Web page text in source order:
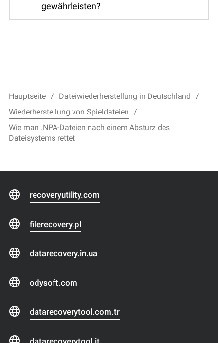
gewährleisten?
Hauptseite
Dateiwiederherstellung in Deutschland
Wiederherstellung von Spieldateien
Wie man .NPA-Dateien nach einem Absturz des
Dateisystems rettet
recoveryutility.com
filerecovery.pl
datarecovery.in.ua
odysoft.com
datarecoverytool.com.tr
datarecoverytool.it